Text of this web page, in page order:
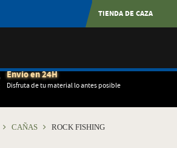
TIENDA DE CAZA
Envío en 24H
Disfruta de tu material lo antes posible
CAÑAS ROCK FISHING